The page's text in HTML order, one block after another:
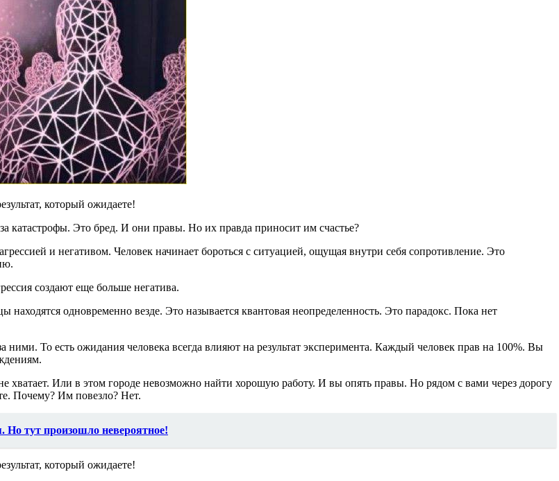
который ожидаете!
катастрофы. Это бред. И они правы. Но их правда приносит им счастье?
и негативом. Человек начинает бороться с ситуацией, ощущая внутри себя сопротивление. Это
создают еще больше негатива.
одновременно везде. Это называется квантовая неопределенность. Это парадокс. Пока нет
То есть ожидания человека всегда влияют на результат эксперимента. Каждый человек прав на 100%. Вы
хватает. Или в этом городе невозможно найти хорошую работу. И вы опять правы. Но рядом с вами через дорогу
Почему? Им повезло? Нет.
Но тут произошло невероятное!
который ожидаете!